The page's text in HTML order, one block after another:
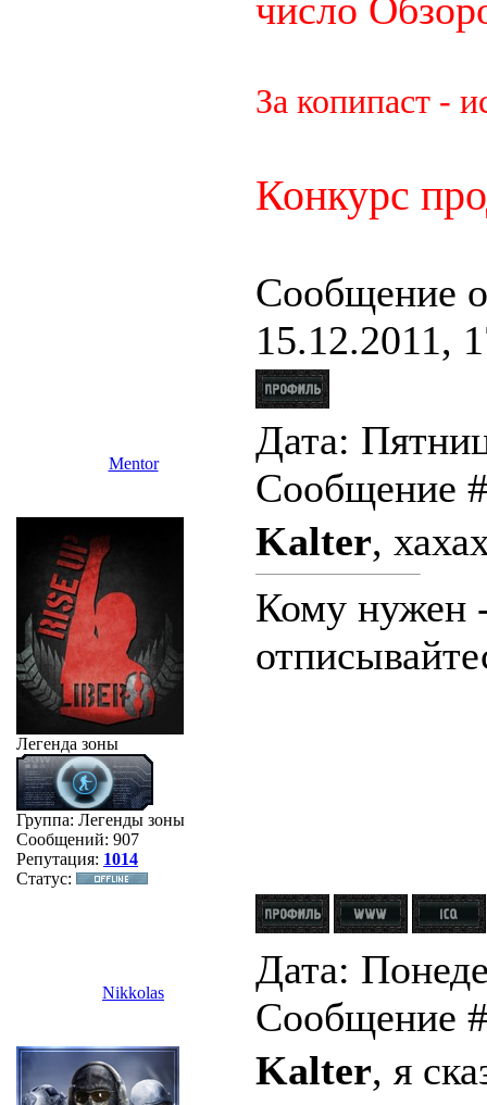
число
За копипаст -
Конкурс
Сообщение
15.12.2011,
Mentor
Дата:
Сообщение
Легенда зоны
Группа: Легенды зоны
Сообщений: 907
Репутация: 1014
Статус:
Kalter,
Кому нужен
Nikkolas
Дата:
Сообщение
Kalter, я